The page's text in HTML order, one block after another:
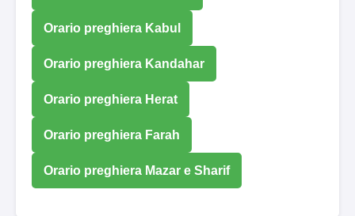
Orario preghiera Kabul
Orario preghiera Kandahar
Orario preghiera Herat
Orario preghiera Farah
Orario preghiera Mazar e Sharif